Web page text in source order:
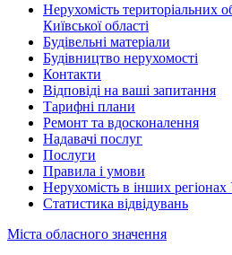
Нерухомість територіальних
Київської області
Будівельні матеріали
Будівництво нерухомості
Контакти
Відповіді на ваші запитання
Тарифні плани
Ремонт та вдосконалення
Надавачі послуг
Послуги
Правила і умови
Нерухомість в інших регіонах
Статистика відвідувань
Міста обласного значення